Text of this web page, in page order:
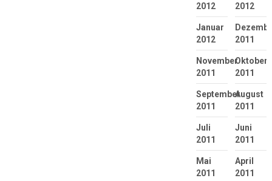
2012
2012
Januar
2012
2011
November
2011
Oktober
2011
September
2011
August
2011
Juli
2011
Juni
2011
Mai
2011
April
2011